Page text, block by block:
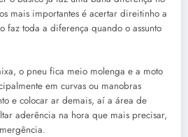
mais importantes é acertar direitinho a
faz toda a diferença quando o assunto
o pneu fica meio molenga e a moto
em curvas ou manobras
e colocar ar demais, aí a área de
aderência na hora que mais precisar,